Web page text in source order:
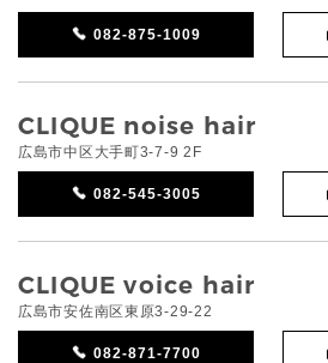
082-875-1009
CLIQUE noise hair
広島市中区大手町3-7-9 2F
082-545-3005
CLIQUE voice hair
広島市安佐南区東原3-29-22
082-871-7700